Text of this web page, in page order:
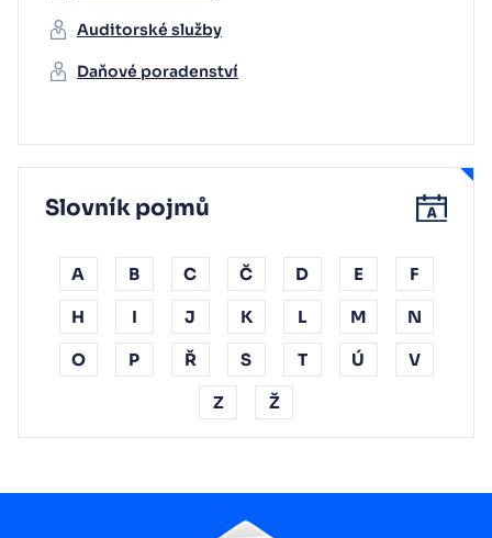
Auditorské služby
Daňové poradenství
Slovník pojmů
A B C Č D E F
H I J K L M N
O P Ř S T Ú V
Z Ž